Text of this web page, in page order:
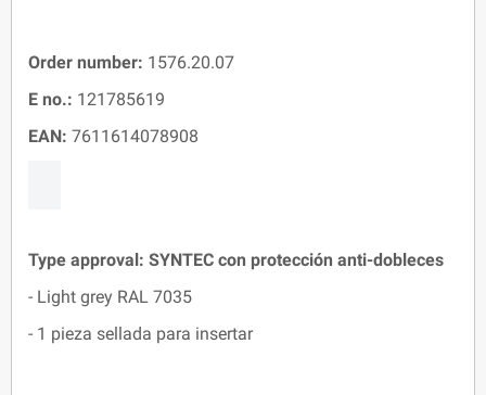
Order number: 1576.20.07
E no.: 121785619
EAN: 7611614078908
Type approval: SYNTEC con protección anti-dobleces
- Light grey RAL 7035
- 1 pieza sellada para insertar